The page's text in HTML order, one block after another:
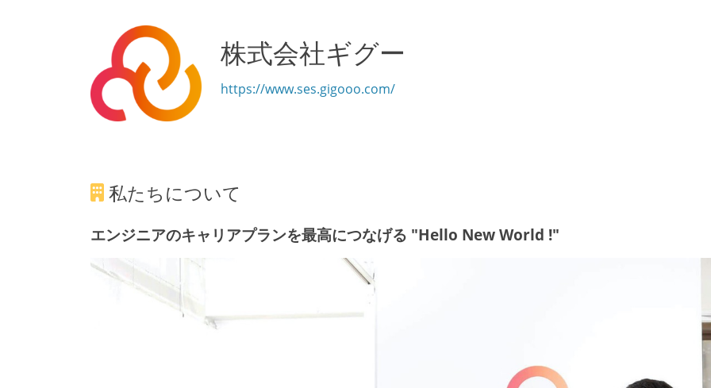
株式会社ギグー
https://www.ses.gigooo.com/
私たちについて
エンジニアのキャリアプランを最高につなげる "Hello New World !"